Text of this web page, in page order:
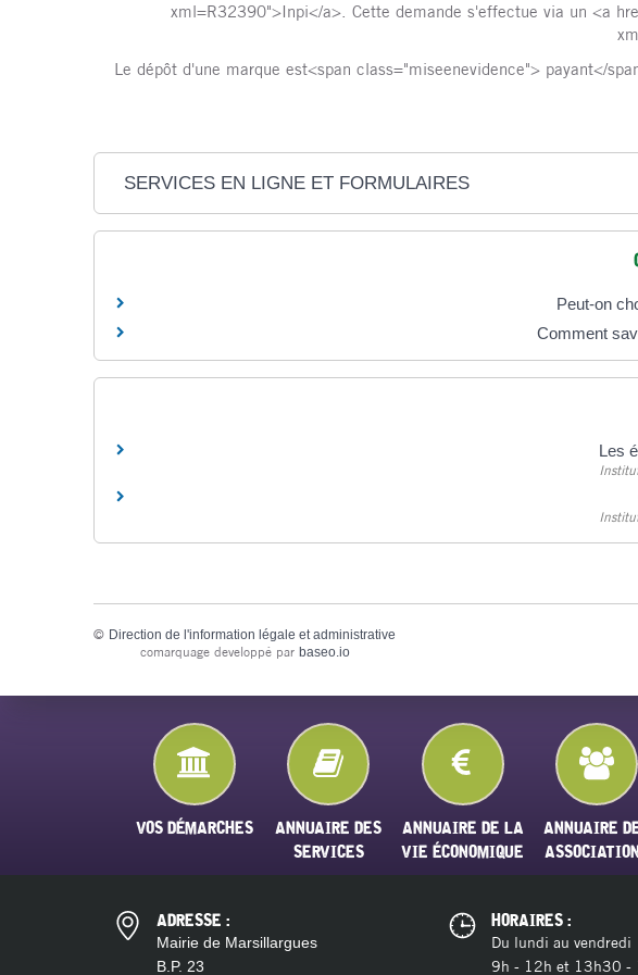
xml=R32390">Inpi</a>. Cette demande s'effectue via un <a
Le dépôt d'une marque est<span class="miseenevidence"> payant</
SERVICES EN LIGNE ET FORMULAIRES
Peut-on
Comment
Les
© Direction de l'information légale et administrative
comarquage developpé par baseo.io
VOS DÉMARCHES
ANNUAIRE DES
SERVICES
ANNUAIRE DE LA
VIE ÉCONOMIQUE
ANNUAIRE
ADRESSE :
Mairie de Marsillargues
B.P. 23
HORAIRES :
Du lundi au vendredi
9h - 12h et 13h30 -